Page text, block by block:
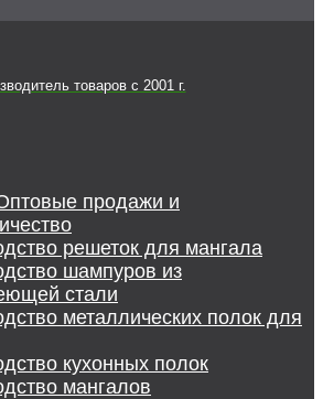
товаров c 2001 г.
продажи и
решеток для мангала
шампуров из
стали
металлических полок для
кухонных полок
мангалов